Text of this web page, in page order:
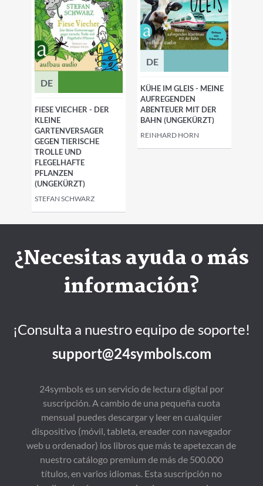
DE
FIESE VIECHER - DER
KLEINE
GARTENVERSAGER
GEGEN TIERISCHE
TROLLE UND
FLEGELHAFTE
PFLANZEN
(UNGEKÜRZT)
STEFAN SCHWARZ
DE
KÜHE IM GLEIS - MEINE
AUFREGENDEN
ABENTEUER MIT DER
BAHN (UNGEKÜRZT)
REINHARD HORN
¿Necesitas ayuda o más
información?
¡Consulta a nuestro equipo de soporte!
support@24symbols.com
24symbols es un servicio de lectura digital por
suscripción. A cambio de una pequeña cuota
mensual puedes descargar y leer en cualquier
dispositivo (móvil, tableta, ereader con navegador
web u ordenador) los libros que más te apetezcan de
nuestro catálogo premium de más de 500.000
títulos, en varios idiomas. Esta suscripción no